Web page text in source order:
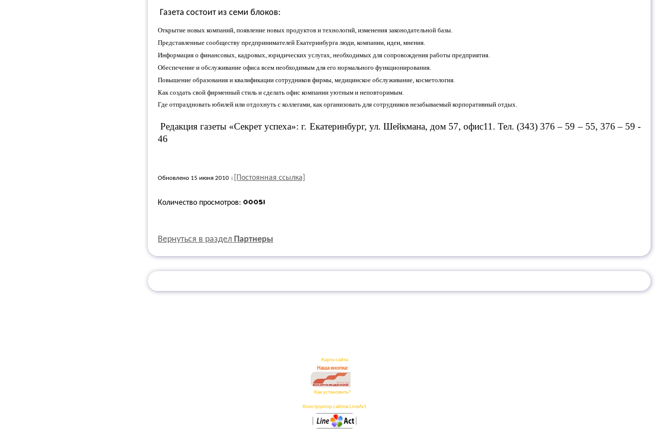
Газета состоит из семи блоков:
Открытие новых компаний, появление новых продуктов и технологий, изменения законодательной базы.
Представленные сообществу предпринимателей Екатеринбурга люди, компании, идеи, мнения.
Информация о финансовых, кадровых, юридических услугах, необходимых для сопровождения работы предприятия.
Обеспечение и обслуживание офиса всем необходимым для его нормального функционирования.
Повышение образования и квалификации сотрудников фирмы, медицинское обслуживание, косметология.
Как создать свой фирменный стиль и сделать офис компании уютным и неповторимым.
Где отпраздновать юбилей или отдохнуть с коллегами, как организовать для сотрудников незабываемый корпоративный отдых.
Редакция газеты «Секрет успеха»: г. Екатеринбург, ул. Шейкмана, дом 57, офис11. Тел. (343) 376 – 59 – 55, 376 – 59 -
46
Обновлено 15 июня 2010 [Постоянная ссылка]
Количество просмотров:
Вернуться в раздел Партнеры
Карта сайта
Наша кнопка:
Как установить?
Конструктор сайтов LineAct